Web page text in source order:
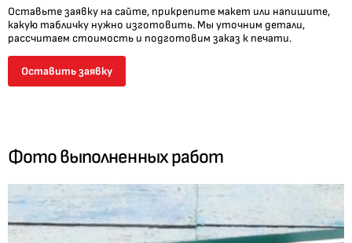
Оставьте заявку на сайте, прикрепите макет или напишите,
какую табличку нужно изготовить. Мы уточним детали,
рассчитаем стоимость и подготовим заказ к печати.
Оставить заявку
Фото выполненных работ